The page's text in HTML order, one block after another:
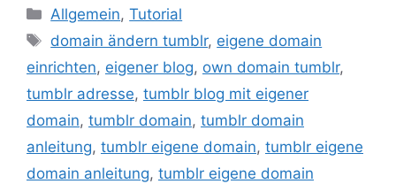
Kategorien
Allgemein,Tutorial
Schlagwörter
domain ändern tumblr, eigene domain
einrichten, eigener blog, own domain tumblr,
tumblr adresse, tumblr blog mit eigener
domain, tumblr domain, tumblr domain
anleitung, tumblr eigene domain, tumblr eigene
domain anleitung, tumblr eigene domain